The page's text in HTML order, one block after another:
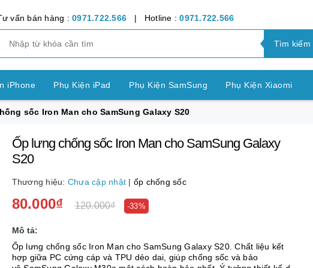
vấn bán hàng : 0971.722.566 | Hotline :0971.722.566
Tìm kiếm
iPhone Phụ Kiện iPad Phụ Kiện SamSung Phụ Kiện Xiaomi
OPPO Phụ Kiện Vivo Phụ Kiện Realme
LG Phụ Kiện Nokia Phụ Kiện Sony
Apple Watch Phụ Kiện khác
sốc Iron Man cho SamSung Galaxy S20
Ốp lưng chống sốc Iron Man cho SamSung Galaxy
S20
Thương hiệu: Chưa cập nhật | ốp chống sốc
80.000₫ 120.000₫ -33%
Mô tả:
Ốp lưng chống sốc Iron Man cho SamSung Galaxy S20. Chất liệu kết
hợp giữa PC cứng cáp và TPU dẻo dai, giúp chống sốc và bảo